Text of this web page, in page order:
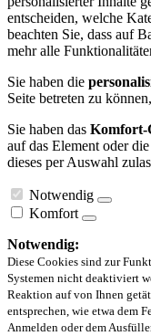
entscheiden, welche
beachten Sie, dass auf
mehr alle
Sie haben die
Seite betreten zu
Sie haben das Komfort-
auf das Element oder
dieses per Auswahl
Notwendig
Komfort
Notwendig:
Diese Cookies sind zur
Systemen nicht deaktiviert
Reaktion auf von Ihnen
entsprechen, wie etwa dem
Anmelden oder dem